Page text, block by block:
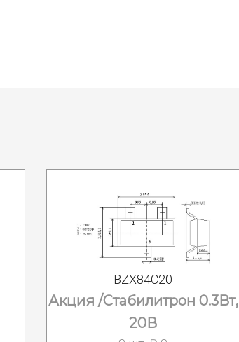
BZX84C20
Акция /Стабилитрон 0.3Вт,
20В